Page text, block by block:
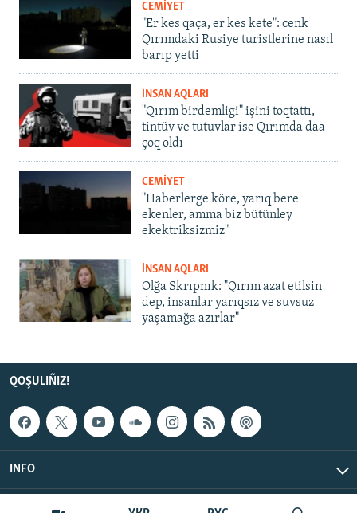
CEMİYET
"Er kes qaça, er kes kete": cenk
Qırımdaki Rusiye turistlerine nasıl
barıp yetti
İNSAN AQLARI
"Qırım birdemligi" işini toqtattı,
tintüv ve tutuvlar ise Qırımda daa
çoq oldı
CEMİYET
"Haberlerge köre, yarıq bere
ekenler, amma biz bütünley
ekektriksizmiz"
İNSAN AQLARI
Olğa Skrıpnık: "Qırım azat etilsin
dep, insanlar yarıqsız ve suvsuz
yaşamağa azırlar"
QOŞULIÑIZ!
INFO